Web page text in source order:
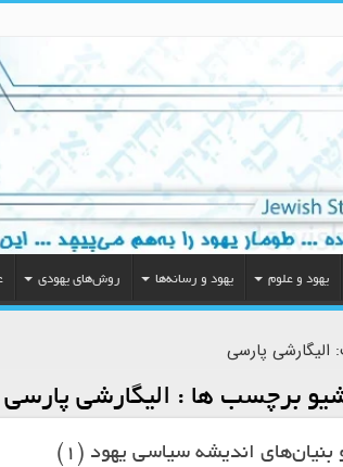
یهود و علوم یهود و رسانه‌ها روش‌های یهودی
الیگارشی پارسی
برچسب ها : الیگارشی پارسی
بنیان‌های اندیشه سیاسی یهود (۱)